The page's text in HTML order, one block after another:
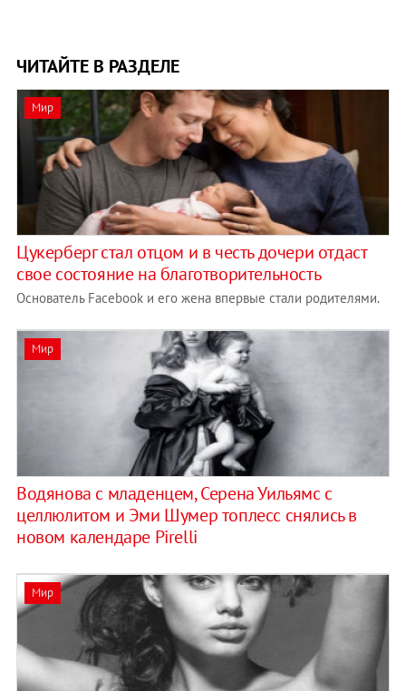
ЧИТАЙТЕ В РАЗДЕЛЕ
Мир
Цукерберг стал отцом и в честь дочери отдаст
свое состояние на благотворительность
Основатель Facebook и его жена впервые стали родителями.
Мир
Водянова с младенцем, Серена Уильямс с
целлюлитом и Эми Шумер топлесс снялись в
новом календаре Pirelli
Мир